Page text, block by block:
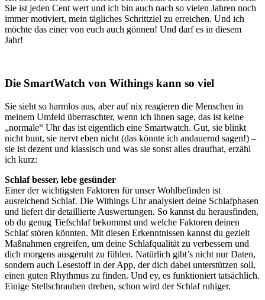
Sie ist jeden Cent wert und ich bin auch nach so vielen Jahren noch
immer motiviert, mein tägliches Schrittziel zu erreichen. Und ich
möchte das einer von euch auch gönnen! Und darf es in diesem
Jahr!
Die SmartWatch von Withings kann so viel
Sie sieht so harmlos aus, aber auf nix reagieren die Menschen in
meinem Umfeld überraschter, wenn ich ihnen sage, das ist keine
„normale“ Uhr das ist eigentlich eine Smartwatch. Gut, sie blinkt
nicht bunt, sie nervt eben nicht (das könnte ich andauernd sagen!) –
sie ist dezent und klassisch und was sie sonst alles draufhat, erzähl
ich kurz:
Schlaf besser, lebe gesünder
Einer der wichtigsten Faktoren für unser Wohlbefinden ist
ausreichend Schlaf. Die Withings Uhr analysiert deine Schlafphasen
und liefert dir detaillierte Auswertungen. So kannst du herausfinden,
ob du genug Tiefschlaf bekommst und welche Faktoren deinen
Schlaf stören könnten. Mit diesen Erkenntnissen kannst du gezielt
Maßnahmen ergreifen, um deine Schlafqualität zu verbessern und
dich morgens ausgeruht zu fühlen. Natürlich gibt’s nicht nur Daten,
sondern auch Lesestoff in der App, der dich dabei unterstützen soll,
einen guten Rhythmus zu finden. Und ey, es funktioniert tatsächlich.
Einige Stellschrauben drehen, schon wird der Schlaf ruhiger.